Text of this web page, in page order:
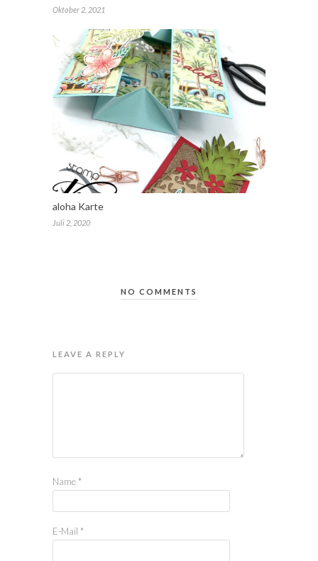
Oktober 2, 2021
aloha Karte
Juli 2, 2020
NO COMMENTS
LEAVE A REPLY
Name *
E-Mail *